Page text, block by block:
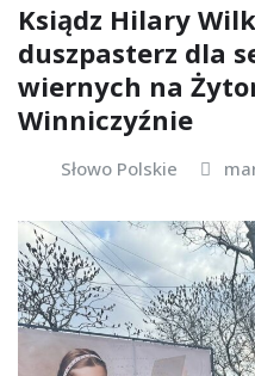
Ksiądz Hilary
duszpasterz dla
wiernych na
Winniczyźnie
Słowo Polskie